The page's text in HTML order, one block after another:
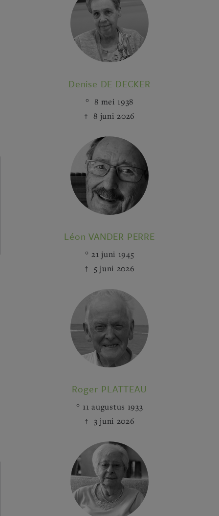
Denise DE DECKER
8 mei 1938
8 juni 2026
Léon VANDER PERRE
21 juni 1945
5 juni 2026
Roger PLATTEAU
11 augustus 1933
3 juni 2026